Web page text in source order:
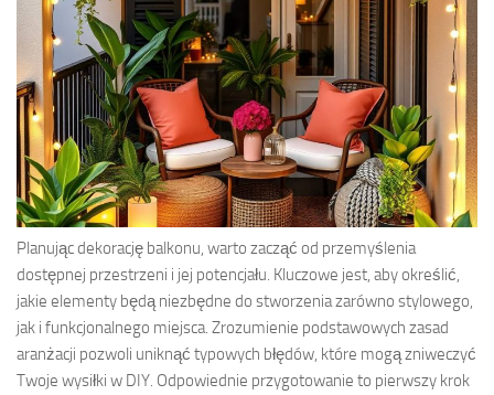
Planując dekorację balkonu, warto zacząć od przemyślenia
dostępnej przestrzeni i jej potencjału. Kluczowe jest, aby określić,
jakie elementy będą niezbędne do stworzenia zarówno stylowego,
jak i funkcjonalnego miejsca. Zrozumienie podstawowych zasad
aranżacji pozwoli uniknąć typowych błędów, które mogą zniweczyć
Twoje wysiłki w DIY. Odpowiednie przygotowanie to pierwszy krok